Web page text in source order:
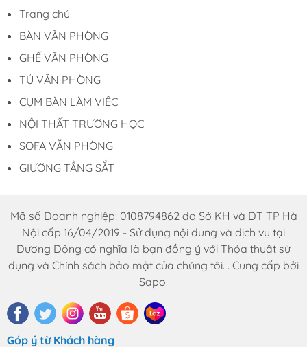
Trang chủ
BÀN VĂN PHÒNG
GHẾ VĂN PHÒNG
TỦ VĂN PHÒNG
CỤM BÀN LÀM VIỆC
NỘI THẤT TRƯỜNG HỌC
SOFA VĂN PHÒNG
GIƯỜNG TẦNG SẮT
Mã số Doanh nghiệp: 0108794862 do Sở KH và ĐT TP Hà
Nội cấp 16/04/2019 - Sử dụng nội dung và dịch vụ tại
Dương Đông có nghĩa là bạn đồng ý với Thỏa thuật sử
dụng và Chính sách bảo mật của chúng tôi. . Cung cấp bởi
Sapo.
Góp ý từ Khách hàng